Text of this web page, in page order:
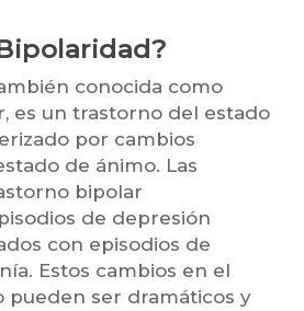
conocida como
es un trastorno del estado
por cambios
de ánimo. Las
bipolar
de depresión
con episodios de
Estos cambios en el
pueden ser dramáticos y